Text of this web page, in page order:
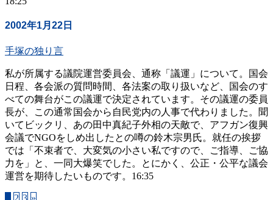
2002年1月22日
手塚の独り言
私が所属する議院運営委員会、通称「議運」について。国会
日程、各会派の質問時間、各法案の取り扱いなど、国会のす
べての舞台がこの議運で決定されています。その議運の委員
長が、この通常国会から自民党内の人事で代わりました。聞
いてビックリ、あの田中真紀子外相の天敵で、アフガン復興
会議でNGOをしめ出したとの噂の鈴木宗男氏。就任の挨拶
では「不束者で、大変気の小さい私ですので、ご指導、ご協
力を」と、一同大爆笑でした。とにかく、公正・公平な議会
運営を期待したいものです。16:35